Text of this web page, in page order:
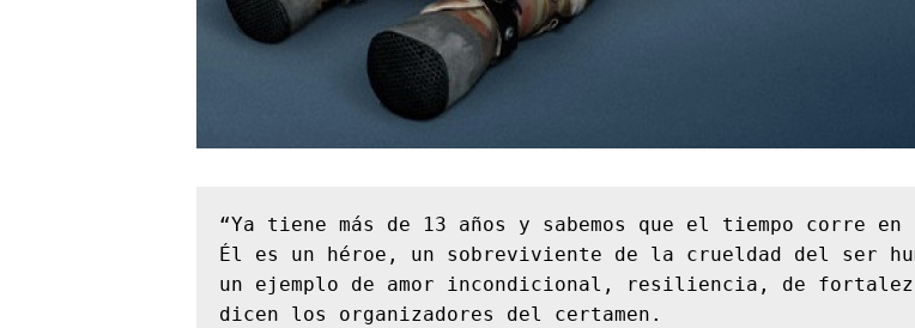
“Ya tiene más de 13 años y sabemos que el tiempo corre
Él es un héroe, un sobreviviente de la crueldad del ser
un ejemplo de amor incondicional, resiliencia, de
dicen los organizadores del certamen.